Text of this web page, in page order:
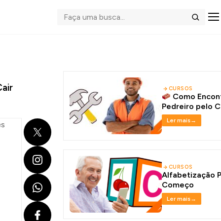
Buscar
X
Instagram
WhatsApp
Facebook
CURSOS
Como
Pedreiro pelo
Ler mais→
CURSOS
Alfabetização
Começo
Ler mais→